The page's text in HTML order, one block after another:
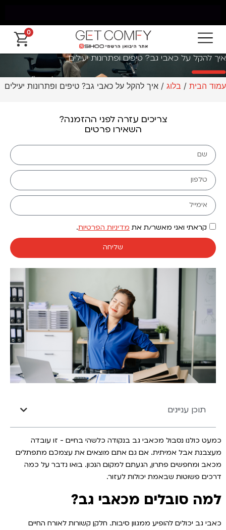
משלוח חינם מאילת עד החרמון עד 5 ימי עסקים
0
איך להקל על כאבי גב? טיפים ופתרונות יעילים
עמוד הבית / בלוג / איך להקל על כאבי גב? טיפים ופתרונות יעילים
כמעט כולנו נסבול מכאבי גב בנקודה כלשהי בחיים - זו עובדה
מעצבנת אבל אמיתית. אם גם אתם מוצאים את עצמכם מתפתלים
מכאב ומחפשים פתרון, הגעתם למקום הנכון. בואו נדבר על כמה
דרכים פשוטות שבאמת יכולות לעזור.
למה סובלים מכאבי גב?
כאבי גב יכולים להופיע ממגוון סיבות. חלקן קשורות לאורח החיים
צריכים עזרה לפני ההזמנה?
השאירו פרטים
קראתי ואני מאשר/ת את מדיניות הפרטיות.
שליחה
תוכן עניינים